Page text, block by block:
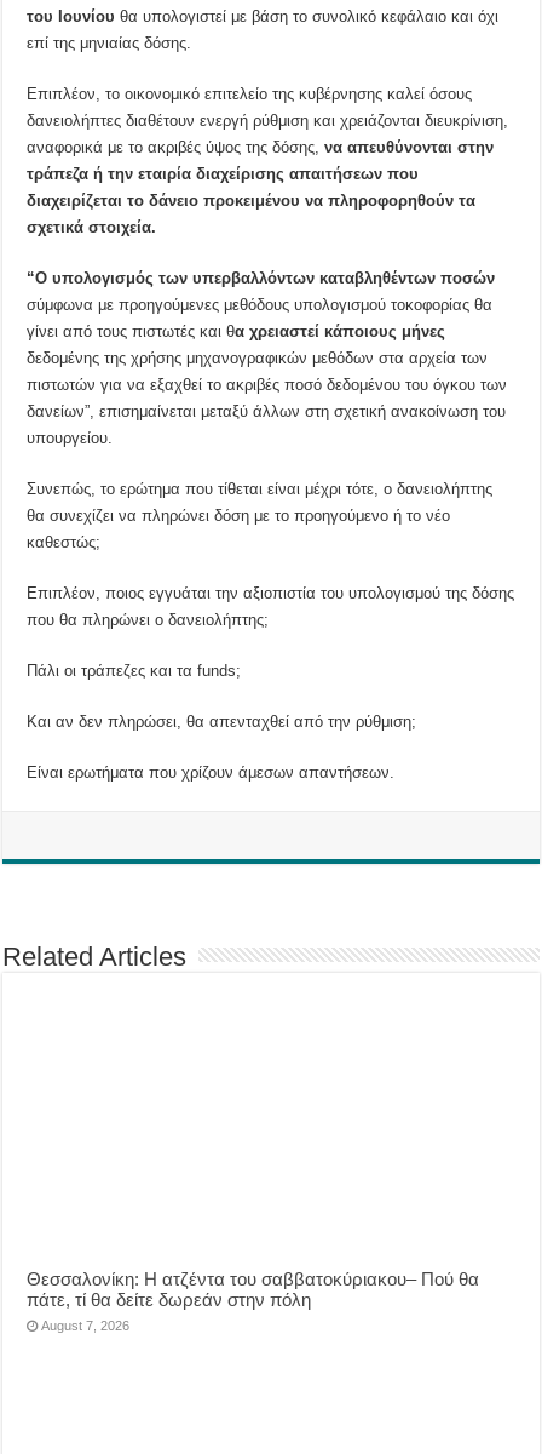
του Ιουνίουθα υπολογιστεί με βάση το συνολικό κεφάλαιο και όχι
επί της μηνιαίας δόσης.
Επιπλέον, το οικονομικό επιτελείο της κυβέρνησης καλεί όσους
δανειολήπτες διαθέτουν ενεργή ρύθμιση και χρειάζονται διευκρίνιση,
αναφορικά με το ακριβές ύψος της δόσης,να απευθύνονται στην
τράπεζα ή την εταιρία διαχείρισης απαιτήσεων που
διαχειρίζεται το δάνειο προκειμένου να πληροφορηθούν τα
σχετικά στοιχεία.
“Ο υπολογισμός των υπερβαλλόντων καταβληθέντων ποσών
σύμφωνα με προηγούμενες μεθόδους υπολογισμού τοκοφορίας θα
γίνει από τους πιστωτές και θα χρειαστεί κάποιους μήνες
δεδομένης της χρήσης μηχανογραφικών μεθόδων στα αρχεία των
πιστωτών για να εξαχθεί το ακριβές ποσό δεδομένου του όγκου των
δανείων”, επισημαίνεται μεταξύ άλλων στη σχετική ανακοίνωση του
υπουργείου.
Συνεπώς, το ερώτημα που τίθεται είναι μέχρι τότε, ο δανειολήπτης
θα συνεχίζει να πληρώνει δόση με το προηγούμενο ή το νέο
καθεστώς;
Επιπλέον, ποιος εγγυάται την αξιοπιστία του υπολογισμού της δόσης
που θα πληρώνει ο δανειολήπτης;
Πάλι οι τράπεζες και τα funds;
Και αν δεν πληρώσει, θα απενταχθεί από την ρύθμιση;
Είναι ερωτήματα που χρίζουν άμεσων απαντήσεων.
Related Articles
Θεσσαλονίκη: Η ατζέντα του σαββατοκύριακου– Πού θα
πάτε, τί θα δείτε δωρεάν στην πόλη
August 7, 2026